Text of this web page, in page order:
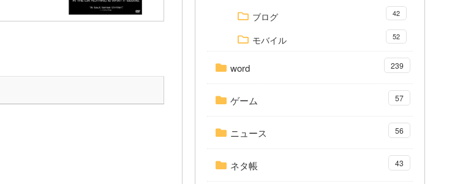
ブログ 42
モバイル 52
word 239
ゲーム 57
ニュース 56
ネタ帳 43